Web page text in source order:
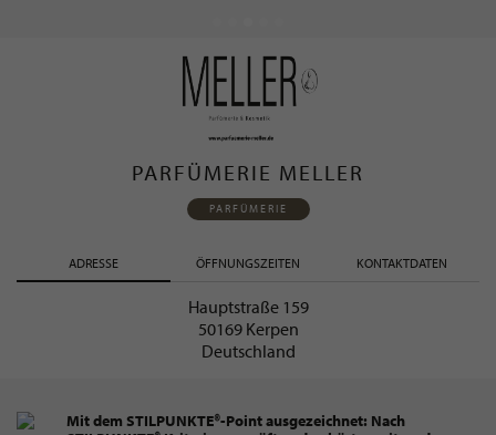
PARFÜMERIE MELLER
PARFÜMERIE
ADRESSE ÖFFNUNGSZEITEN KONTAKTDATEN
Hauptstraße 159
50169 Kerpen
Deutschland
Mit dem STILPUNKTE®-Point ausgezeichnet: Nach